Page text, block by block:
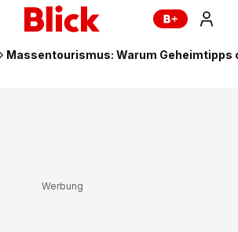
Massentourismus: Warum Geheimtipps